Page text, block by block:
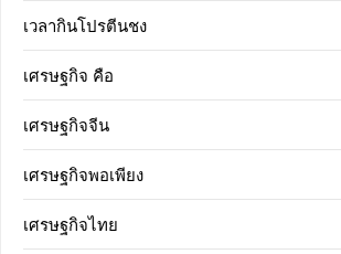
เวลากินโปรตีนชง
เศรษฐกิจ คือ
เศรษฐกิจจีน
เศรษฐกิจพอเพียง
เศรษฐกิจไทย